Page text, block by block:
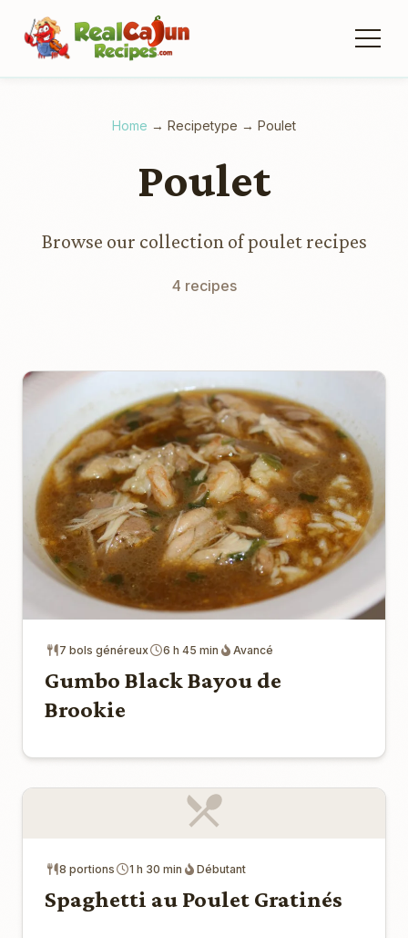
Home → Recipetype → Poulet
Poulet
Browse our collection of poulet recipes
4 recipes
7 bols généreux 6 h 45 min Avancé
Gumbo Black Bayou de
Brookie
8 portions 1 h 30 min Débutant
Spaghetti au Poulet Gratinés